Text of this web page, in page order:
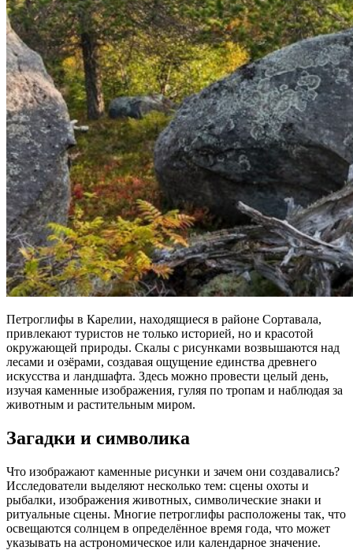
Петроглифы в Карелии, находящиеся в районе Сортавала,
привлекают туристов не только историей, но и красотой
окружающей природы. Скалы с рисунками возвышаются над
лесами и озёрами, создавая ощущение единства древнего
искусства и ландшафта. Здесь можно провести целый день,
изучая каменные изображения, гуляя по тропам и наблюдая за
животным и растительным миром.
Загадки и символика
Что изображают каменные рисунки и зачем они создавались?
Исследователи выделяют несколько тем: сцены охоты и
рыбалки, изображения животных, символические знаки и
ритуальные сцены. Многие петроглифы расположены так, что
освещаются солнцем в определённое время года, что может
указывать на астрономическое или календарное значение.